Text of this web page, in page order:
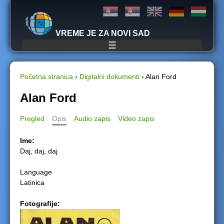
Jump to navigation
VREME JE ZA NOVI SAD
☰
Y
o
a
r
h
Početna stranica › Digitalni dokumenti › Alan Ford
Alan Ford
Pregled Opis Audio zapis Video zapis
Ime:
Daj, daj, daj
Language
Latinica
Fotografije: